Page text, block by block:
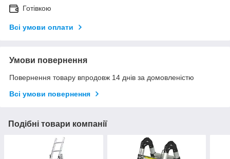
Готівкою
Всі умови оплати
Умови повернення
Повернення товару впродовж 14 днів за домовленістю
Всі умови повернення
Подібні товари компанії